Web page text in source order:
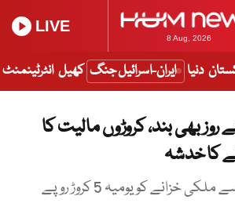
8 Aug, 2026
LIVE
دنیا ایران-اسرائیل جنگ کھیل انٹرٹینمنٹ
روز بھی بند، کروڑوں مالیت کا
کا خدشہ
امپورٹ ایکسپورٹ سے ملکی خزانے کو یومیہ 5 کروڑ روپے